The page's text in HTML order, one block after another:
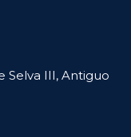
Selva III, Antiguo